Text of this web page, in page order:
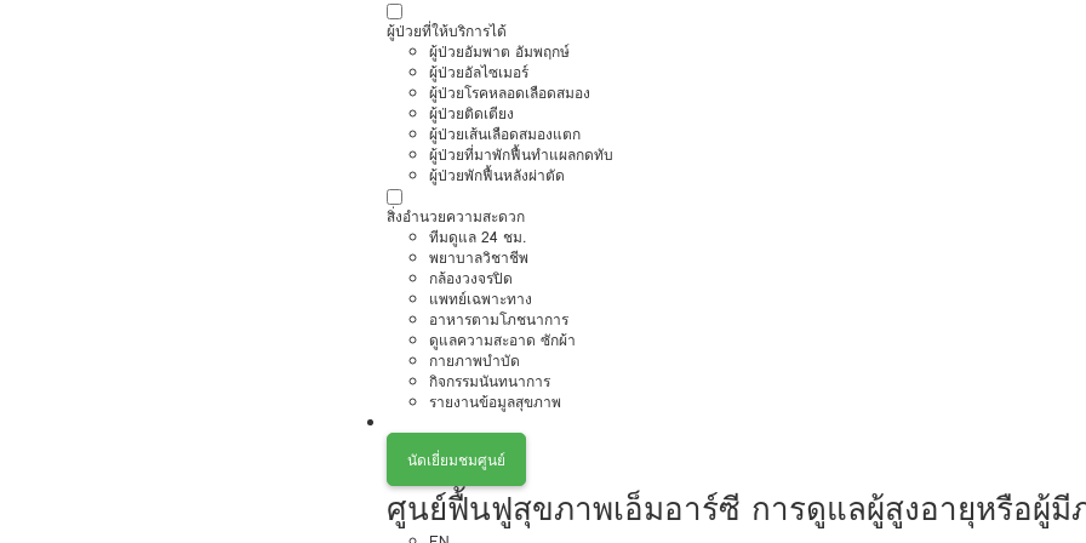
ผู้ป่วยที่ให้บริการได้
ผู้ป่วยอัมพาต อัมพฤกษ์
ผู้ป่วยอัลไซเมอร์
ผู้ป่วยโรคหลอดเลือดสมอง
ผู้ป่วยติดเตียง
ผู้ป่วยเส้นเลือดสมองแตก
ผู้ป่วยที่มาพักฟื้นทำแผลกดทับ
ผู้ป่วยพักฟื้นหลังผ่าตัด
สิ่งอำนวยความสะดวก
ทีมดูแล 24 ชม.
พยาบาลวิชาชีพ
กล้องวงจรปิด
แพทย์เฉพาะทาง
อาหารตามโภชนาการ
ดูแลความสะอาด ซักผ้า
กายภาพบำบัด
กิจกรรมนันทนาการ
รายงานข้อมูลสุขภาพ
นัดเยี่ยมชมศูนย์
ศูนย์ฟื้นฟูสุขภาพเอ็มอาร์ซี การดูแลผู้สูงอายุหรือผู้มี